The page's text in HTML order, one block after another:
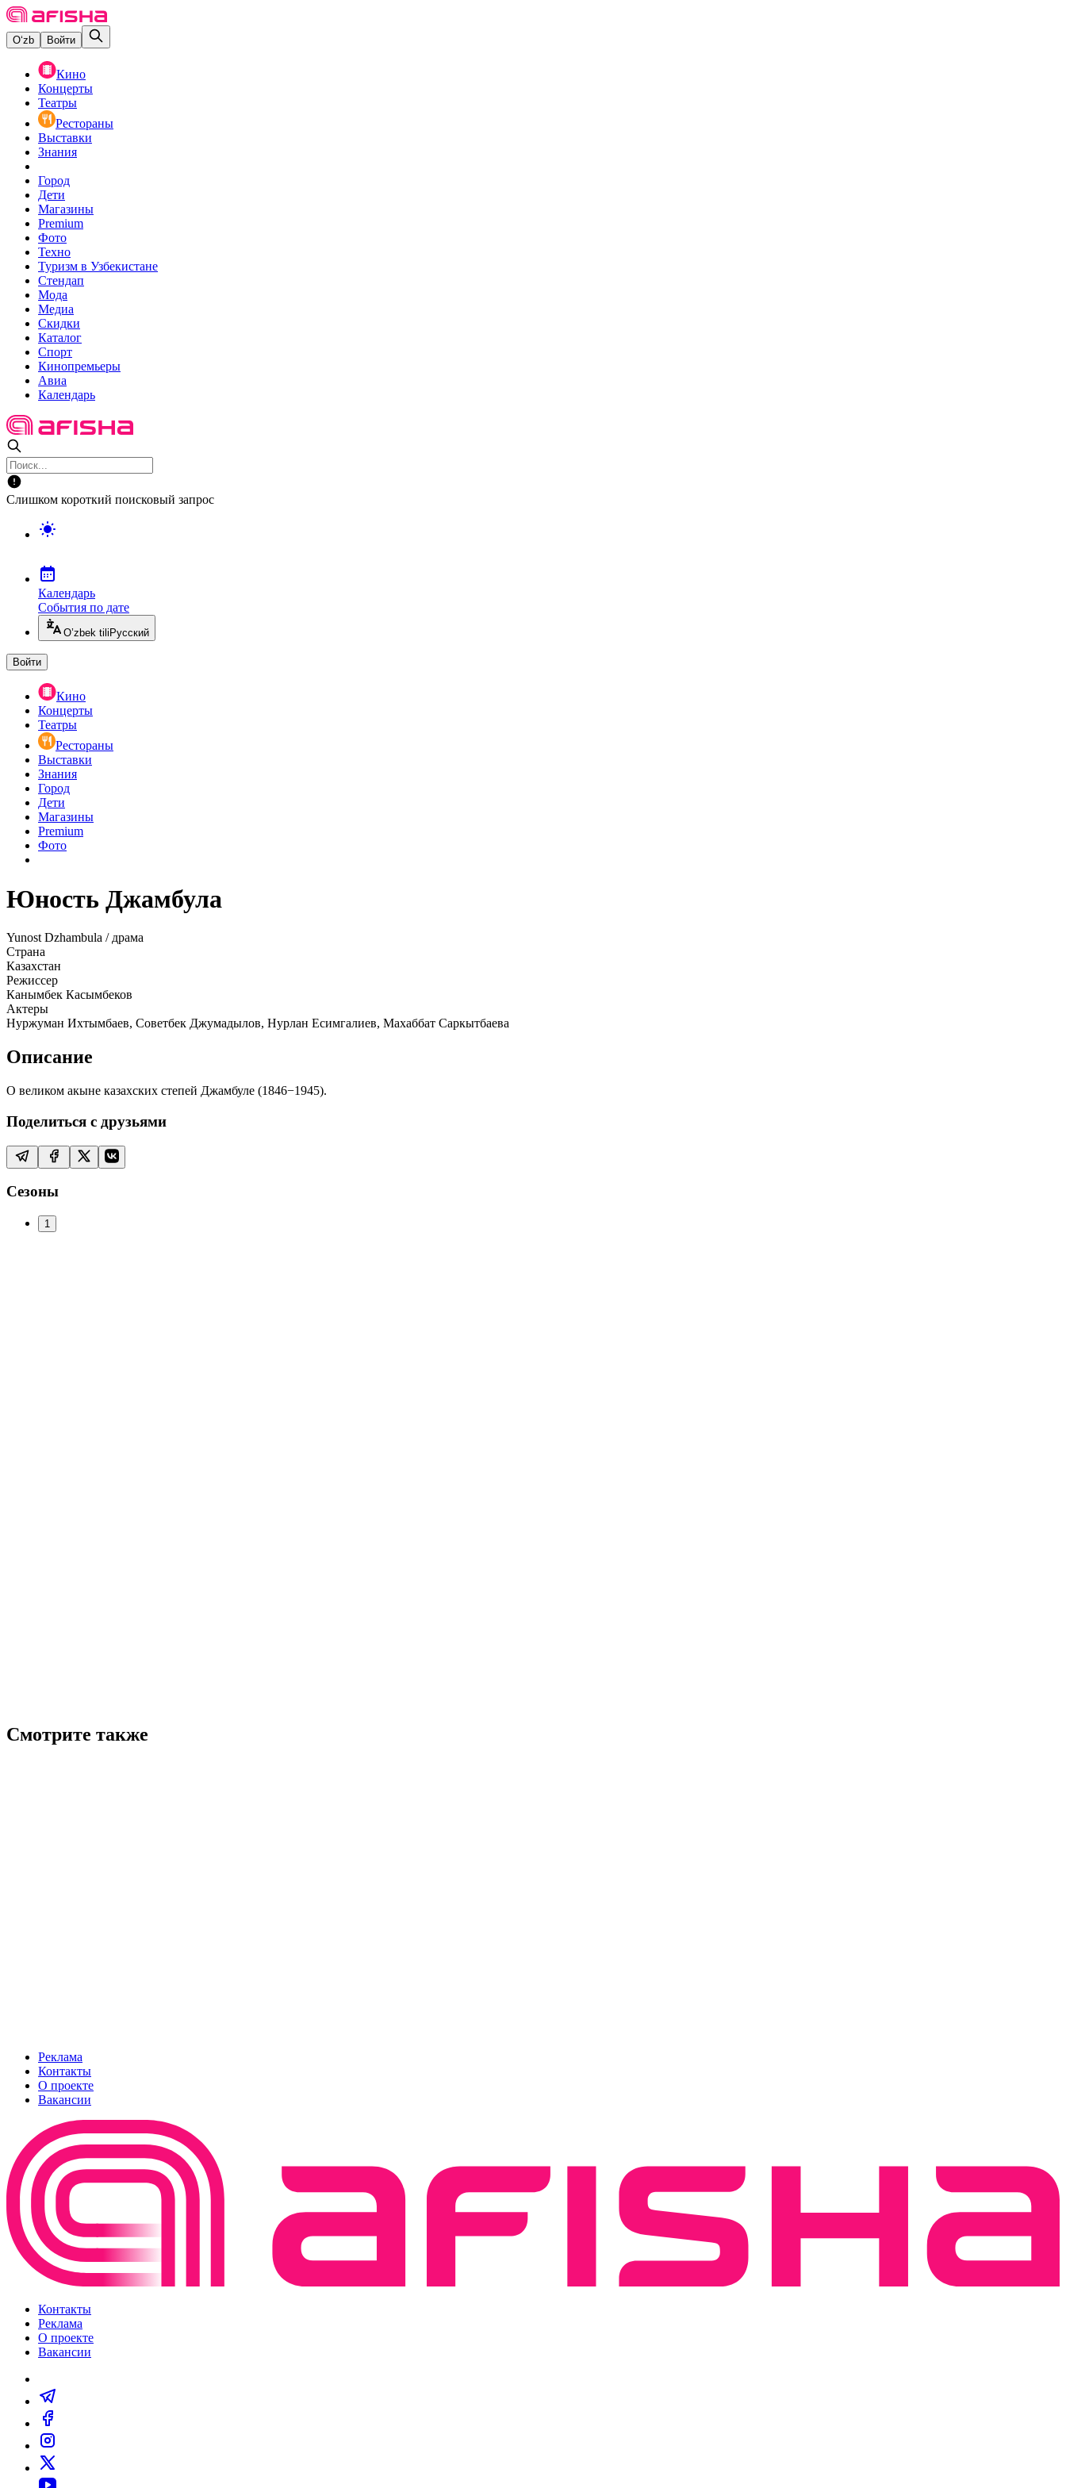
O‘zb Войти
Кино
Концерты
Театры
Рестораны
Выставки
Знания
Город
Дети
Магазины
Premium
Фото
Техно
Туризм в Узбекистане
Стендап
Мода
Медиа
Скидки
Каталог
Спорт
Кинопремьеры
Авиа
Календарь
Слишком короткий поисковый запрос
Календарь
События по дате
O’zbek tili Русский
Войти
Кино
Концерты
Театры
Рестораны
Выставки
Знания
Город
Дети
Магазины
Premium
Фото
Юность Джамбула
Yunost Dzhambula / драма
Страна
Казахстан
Режиссер
Канымбек Касымбеков
Актеры
Нуржуман Ихтымбаев, Советбек Джумадылов, Нурлан Есимгалиев, Махаббат Саркытбаева
Описание
О великом акыне казахских степей Джамбуле (1846−1945).
Поделиться с друзьями
Сезоны
1
Смотрите также
Реклама
Контакты
О проекте
Вакансии
Контакты
Реклама
О проекте
Вакансии